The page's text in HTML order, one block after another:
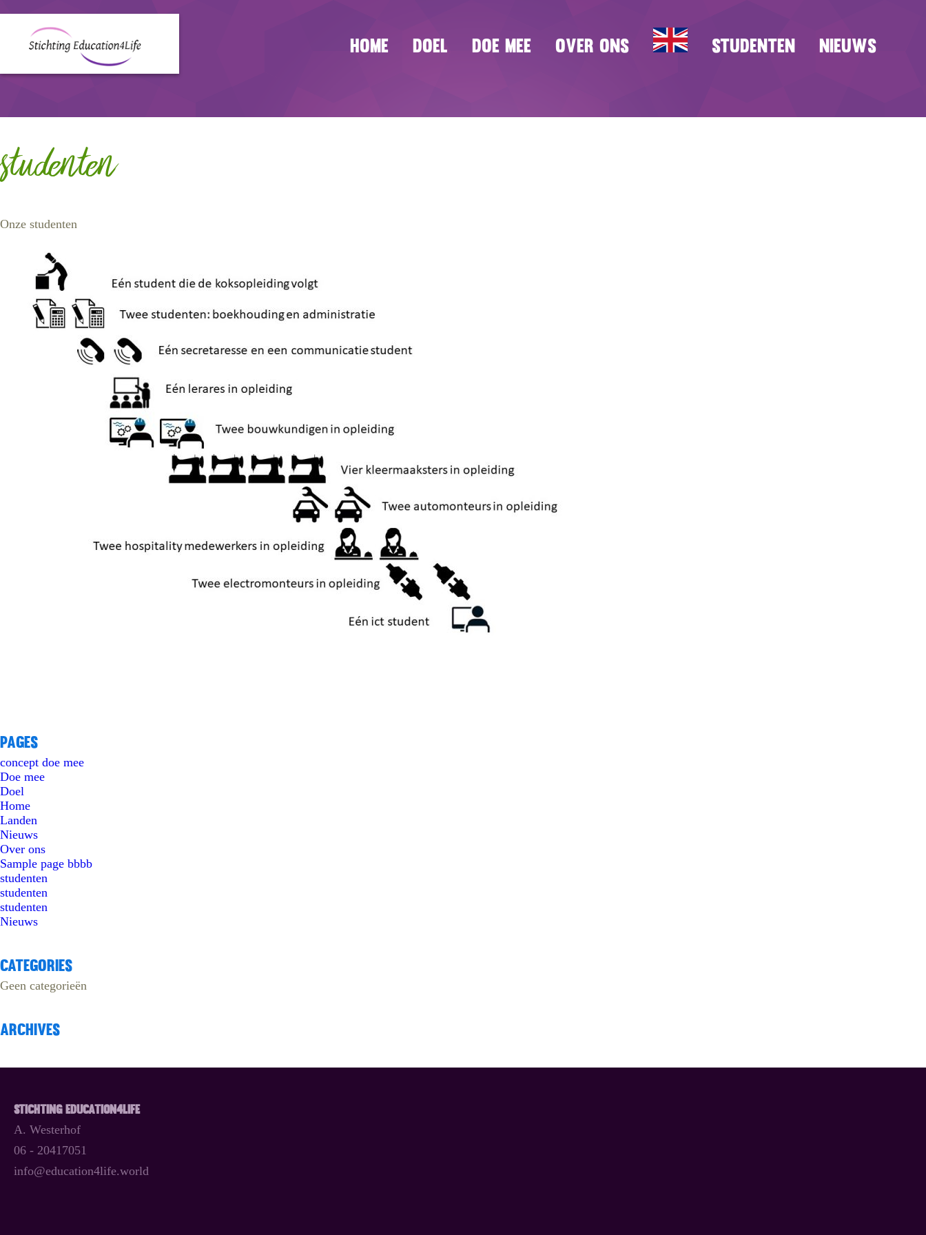
Home Doel Doe mee Over ons studenten Nieuws
studenten
Onze studenten
Pages
concept doe mee
Doe mee
Doel
Home
Landen
Nieuws
Over ons
Sample page bbbb
studenten
studenten
studenten
Nieuws
Categories
Geen categorieën
Archives
Stichting Education4Life
A. Westerhof
06 - 20417051
info@education4life.world